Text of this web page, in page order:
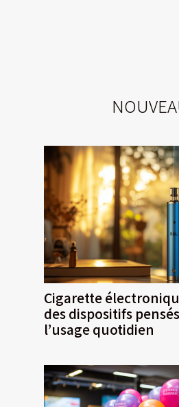
Cigarette
des dispositifs
l’usage quotidien